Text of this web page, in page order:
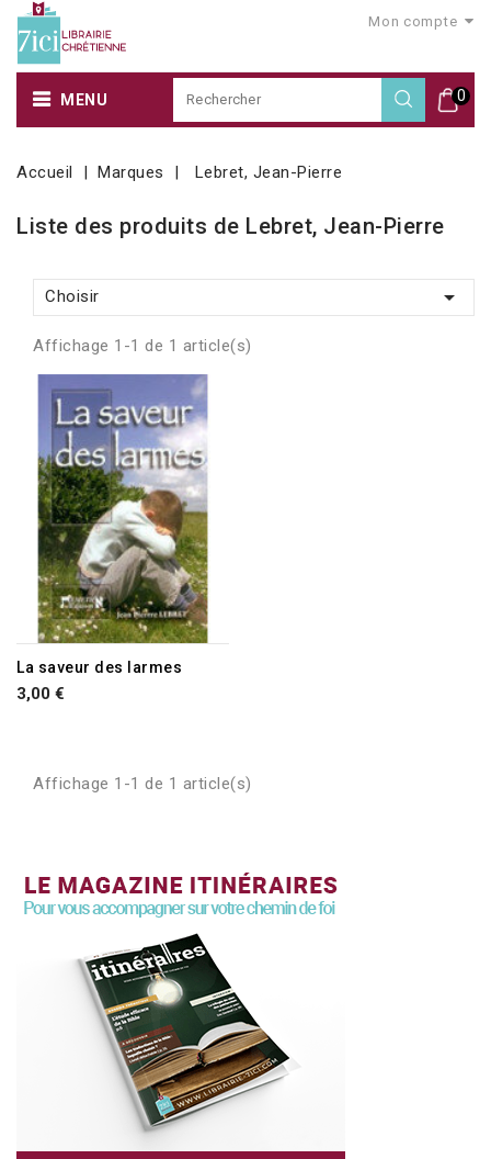
Mon compte
0
MENU
Accueil Marques Lebret, Jean-Pierre
Liste des produits de Lebret, Jean-Pierre
Choisir 
Affichage 1-1 de 1 article(s)
La saveur des larmes
3,00 €
Affichage 1-1 de 1 article(s)